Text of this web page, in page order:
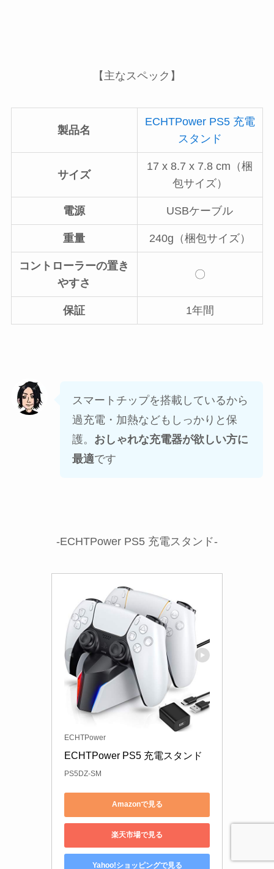
【主なスペック】
製品名
ECHTPower PS5 充電
スタンド
サイズ
‎17 x 8.7 x 7.8 cm（梱
包サイズ）
電源 USBケーブル
重量 240g（梱包サイズ）
コントローラーの置き
やすさ
〇
保証 1年間
スマートチップを搭載しているから
過充電・加熱などもしっかりと保
護。 おしゃれな充電器が欲しい方に
最適です
-ECHTPower PS5 充電スタンド-
ECHTPower
ECHTPower PS5 充電スタンド
PS5DZ-SM
Amazonで見る
楽天市場で見る
Yahoo!ショッピングで見る